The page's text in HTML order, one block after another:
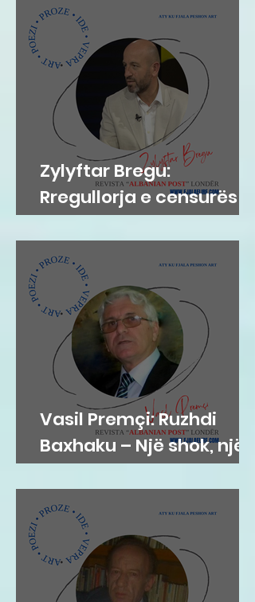
Zylyftar Bregu:
Rregullorja e censurës
në Gjykatën e Posaçme
Vasil Premçi: Ruzhdi
Baxhaku – Një shok, një
mik, një misionar